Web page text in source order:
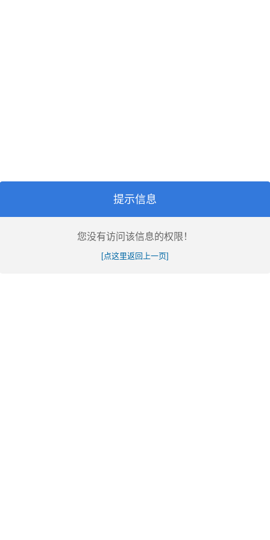
提示信息
您没有访问该信息的权限！
[点这里返回上一页]